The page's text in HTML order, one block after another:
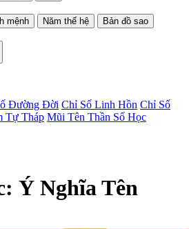
mệnh Năm thế hệ
Bản đồ sao
Đường Đời Chỉ Số Linh Hồn Chỉ Số
Tự Tháp Mũi Tên Thần Số Học
Ý Nghĩa Tên